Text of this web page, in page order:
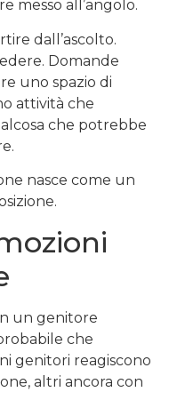
messo all’angolo.
dall’ascolto.
Domande
uno spazio di
attività che
che potrebbe
nasce come un
un genitore
che
genitori reagiscono
altri ancora con